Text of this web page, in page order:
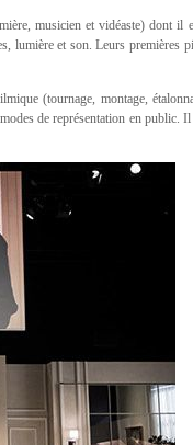
musicien et vidéaste) dont il
lumière et son. Leurs premières
(tournage, montage,
de représentation en public.